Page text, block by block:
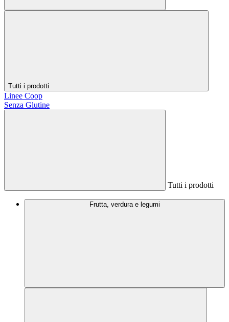
Tutti i prodotti
Linee Coop
Senza Glutine
Tutti i prodotti
Frutta, verdura e legumi